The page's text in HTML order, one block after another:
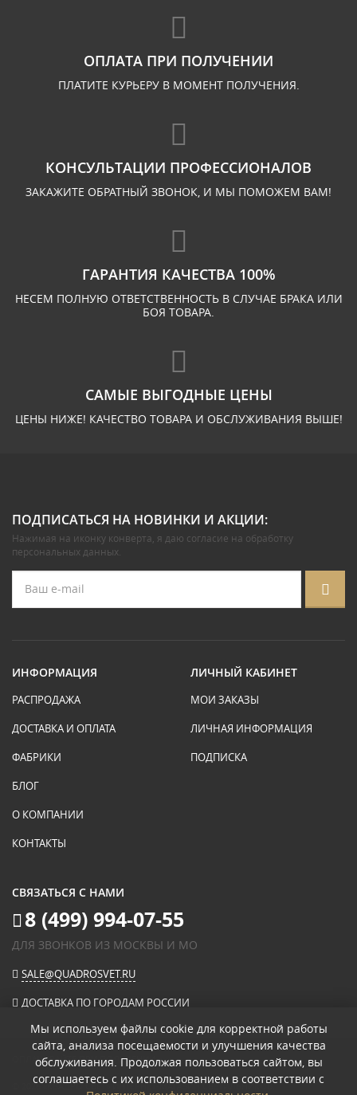
ОПЛАТА ПРИ ПОЛУЧЕНИИ
ПЛАТИТЕ КУРЬЕРУ В МОМЕНТ ПОЛУЧЕНИЯ.
КОНСУЛЬТАЦИИ ПРОФЕССИОНАЛОВ
ЗАКАЖИТЕ ОБРАТНЫЙ ЗВОНОК, И МЫ ПОМОЖЕМ ВАМ!
ГАРАНТИЯ КАЧЕСТВА 100%
НЕСЕМ ПОЛНУЮ ОТВЕТСТВЕННОСТЬ В СЛУЧАЕ БРАКА ИЛИ
БОЯ ТОВАРА.
САМЫЕ ВЫГОДНЫЕ ЦЕНЫ
ЦЕНЫ НИЖЕ! КАЧЕСТВО ТОВАРА И ОБСЛУЖИВАНИЯ ВЫШЕ!
ПОДПИСАТЬСЯ НА НОВИНКИ И АКЦИИ:
Нажимая на иконку конверта, я даю согласие на обработку
персональных данных.
ИНФОРМАЦИЯ
РАСПРОДАЖА
ДОСТАВКА И ОПЛАТА
ФАБРИКИ
БЛОГ
О КОМПАНИИ
КОНТАКТЫ
ЛИЧНЫЙ КАБИНЕТ
МОИ ЗАКАЗЫ
ЛИЧНАЯ ИНФОРМАЦИЯ
ПОДПИСКА
СВЯЗАТЬСЯ С НАМИ
8 (499) 994-07-55
ДЛЯ ЗВОНКОВ ИЗ МОСКВЫ И МО
SALE@QUADROSVET.RU
ДОСТАВКА ПО ГОРОДАМ РОССИИ
ОПЛАЧИВАЙТЕ ПРИ ПОЛУЧЕНИИ
© 2026«КВАДРО СВЕТ» ИНТЕРНЕТ-МАГАЗИН СВЕТИЛЬНИКОВ.
Мы используем файлы cookie для корректной работы
сайта, анализа посещаемости и улучшения качества
обслуживания. Продолжая пользоваться сайтом, вы
соглашаетесь с их использованием в соответствии с